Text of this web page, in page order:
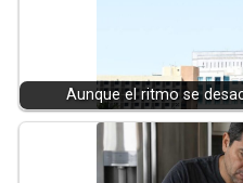
Aunque el ritmo se